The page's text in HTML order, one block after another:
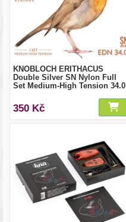
KNOBLOCH ERITHACUS
Double Silver SN Nylon Full
Set Medium-High Tension 34.0
350 Kč